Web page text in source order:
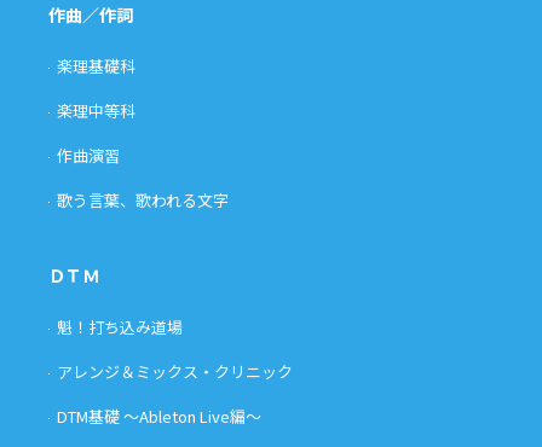
作曲／作詞
楽理基礎科
楽理中等科
作曲演習
歌う言葉、歌われる文字
ＤＴＭ
魁！打ち込み道場
アレンジ＆ミックス・クリニック
DTM基礎 〜Ableton Live編〜